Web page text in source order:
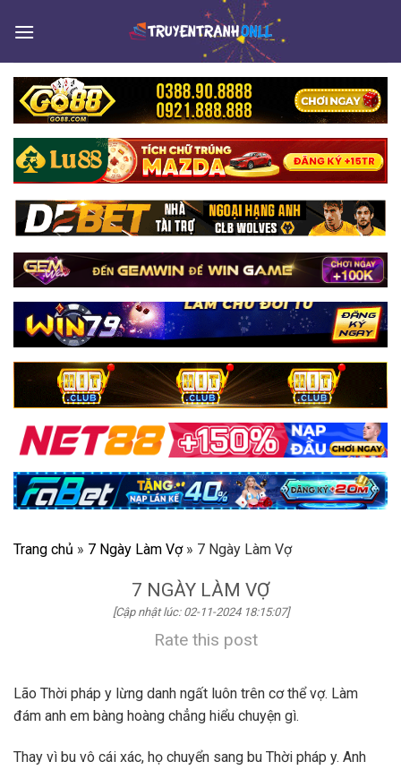
Trang chủ » 7 Ngày Làm Vợ» 7 Ngày Làm Vợ
7 NGÀY LÀM VỢ
[Cập nhật lúc: 02-11-2024 18:15:07]
Rate this post
Lão Thời pháp y lừng danh ngất luôn trên cơ thể vợ. Làm
đám anh em bàng hoàng chẳng hiểu chuyện gì.
Thay vì bu vô cái xác, họ chuyển sang bu Thời pháp y. Anh